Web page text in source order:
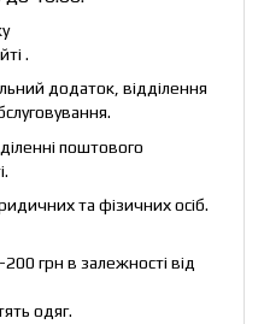
.
додаток, відділення
поштового
та фізичних осіб.
грн в залежності від
одяг.